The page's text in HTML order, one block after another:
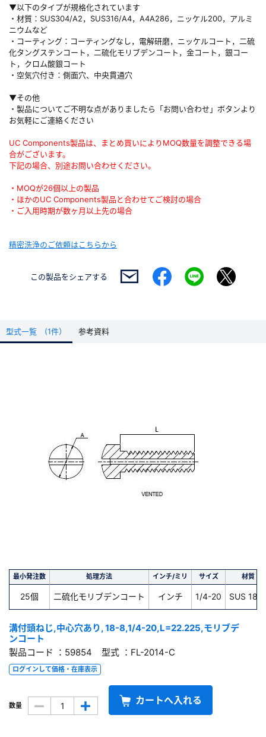
▼以下のタイプが規格化されています
・材質：SUS304/A2，SUS316/A4，A4A286，ニッケル200，アルミ
ニウムなど
・コーティング：コーティングなし，電解研磨，ニッケルコート，二硫
化タングステンコート，二硫化モリブデンコート，金コート，銀コー
ト，クロム酸銀コート
・空気穴付き：側面穴、中央貫通穴
▼その他
・製品についてご不明な点がありましたら「お問い合わせ」ボタンより
お気軽にご連絡ください
UC Components製品は、まとめ買いによりMOQ数量を調整できる場
合がございます。
下記の場合、別途お問い合わせください。
・MOQが26個以上の製品
・ほかのUC Components製品と合わせてご検討の場合
・ご入用時期が数ヶ月以上先の場合
精密洗浄のご依頼はこちらから
この製品をシェアする
型式一覧 (1件） 参考資料
最小発注数 処理方法 インチ/ミリ サイズ 材質
25個 二硫化モリブデンコート インチ 1/4-20 SUS 18-8
溝付頭ねじ,中心穴あり, 18-8,1/4-20,L=22.225,モリブデ
ンコート
製品コード ：59854 型式 ：FL-2014-C
ログインして価格・在庫表示
数量 カートへ入れる